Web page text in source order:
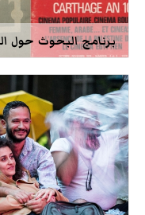
برنامج البحوث حول